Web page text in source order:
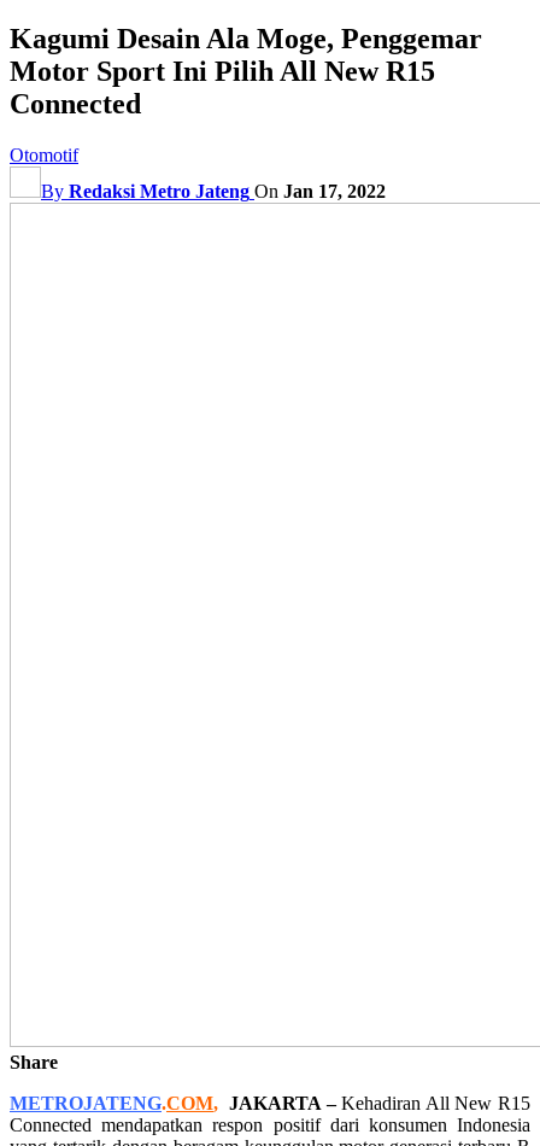
Kagumi Desain Ala Moge, Penggemar
Motor Sport Ini Pilih All New R15
Connected
Otomotif
By Redaksi Metro Jateng On Jan 17, 2022
Share
METROJATENG.COM, JAKARTA –Kehadiran All New R15
Connected mendapatkan respon positif dari konsumen Indonesia